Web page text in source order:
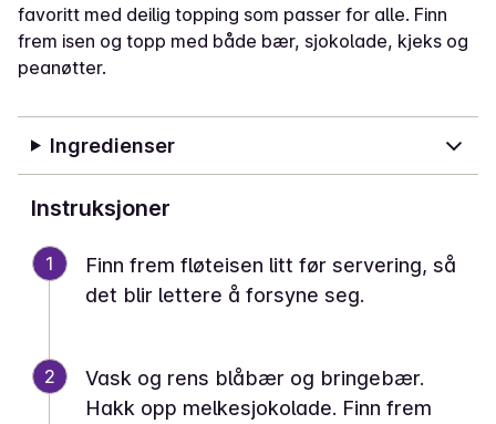
favoritt med deilig topping som passer for alle. Finn
frem isen og topp med både bær, sjokolade, kjeks og
peanøtter.
Ingredienser
Instruksjoner
1
Finn frem fløteisen litt før servering, så
det blir lettere å forsyne seg.
2
Vask og rens blåbær og bringebær.
Hakk opp melkesjokolade. Finn frem